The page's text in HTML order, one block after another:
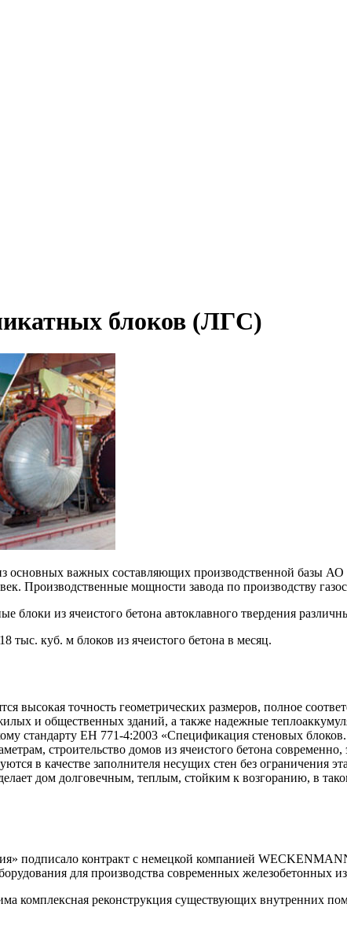
блоков (ЛГС)
основных важных составляющих производственной базы
Производственные мощности завода по производству
блоки из ячеистого бетона автоклавного твердения
куб. м блоков из ячеистого бетона в месяц.
высокая точность геометрических размеров, полное
и общественных зданий, а также надежные
стандарту ЕН 771-4:2003 «Спецификация стеновых
строительство домов из ячеистого бетона
в качестве заполнителя несущих стен без ограничения
дом долговечным, теплым, стойким к возгоранию, в
подписало контракт с немецкой компанией
для производства современных железобетонных
комплексная реконструкция существующих внутренних